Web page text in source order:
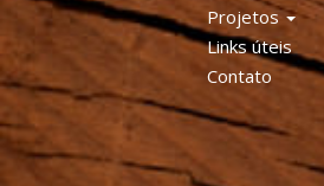
Projetos
Links úteis
Contato